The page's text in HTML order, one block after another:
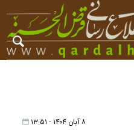
۸ آبان ۱۴۰۴ - ۱۳:۵۱